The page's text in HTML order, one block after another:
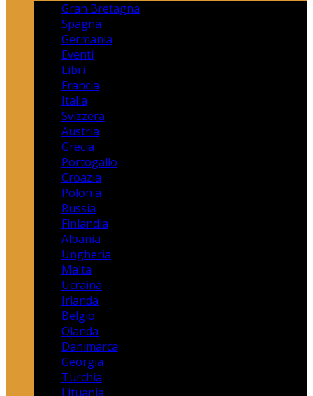
Gran Bretagna
Spagna
Germania
Eventi
Libri
Francia
Italia
Svizzera
Austria
Grecia
Portogallo
Croazia
Polonia
Russia
Finlandia
Albania
Ungheria
Malta
Ucraina
Irlanda
Belgio
Olanda
Danimarca
Georgia
Turchia
Lituania